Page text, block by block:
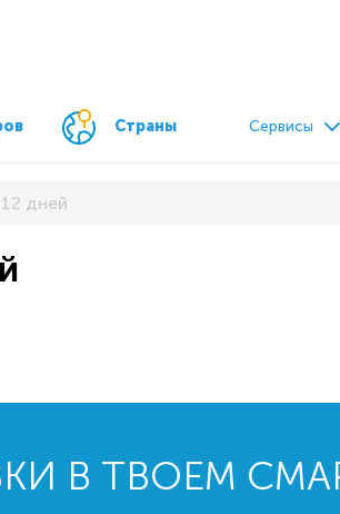
Страны Сервисы
дней
В ТВОЕМ